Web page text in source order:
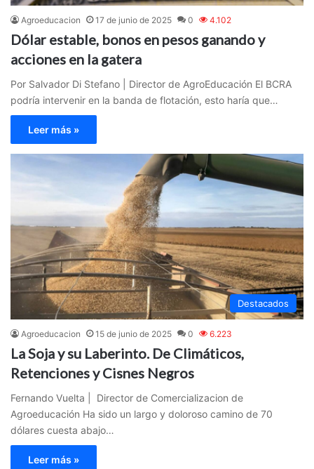
Agroeducacion 17 de junio de 2025 0 4.102
Dólar estable, bonos en pesos ganando y
acciones en la gatera
Por Salvador Di Stefano | Director de AgroEducación El BCRA
podría intervenir en la banda de flotación, esto haría que…
Leer más »
Destacados
Agroeducacion 15 de junio de 2025 0 6.223
La Soja y su Laberinto. De Climáticos,
Retenciones y Cisnes Negros
Fernando Vuelta | Director de Comercializacion de
Agroeducación Ha sido un largo y doloroso camino de 70
dólares cuesta abajo…
Leer más »